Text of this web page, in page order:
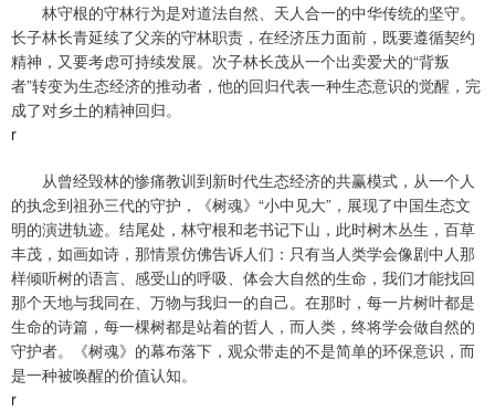
林守根的守林行为是对道法自然、天人合一的中华传统的坚守。
长子林长青延续了父亲的守林职责，在经济压力面前，既要遵循契约
精神，又要考虑可持续发展。次子林长茂从一个出卖爱犬的“背叛
者”转变为生态经济的推动者，他的回归代表一种生态意识的觉醒，完
成了对乡土的精神回归。
r
从曾经毁林的惨痛教训到新时代生态经济的共赢模式，从一个人
的执念到祖孙三代的守护，《树魂》“小中见大”，展现了中国生态文
明的演进轨迹。结尾处，林守根和老书记下山，此时树木丛生，百草
丰茂，如画如诗，那情景仿佛告诉人们：只有当人类学会像剧中人那
样倾听树的语言、感受山的呼吸、体会大自然的生命，我们才能找回
那个天地与我同在、万物与我归一的自己。在那时，每一片树叶都是
生命的诗篇，每一棵树都是站着的哲人，而人类，终将学会做自然的
守护者。《树魂》的幕布落下，观众带走的不是简单的环保意识，而
是一种被唤醒的价值认知。
r